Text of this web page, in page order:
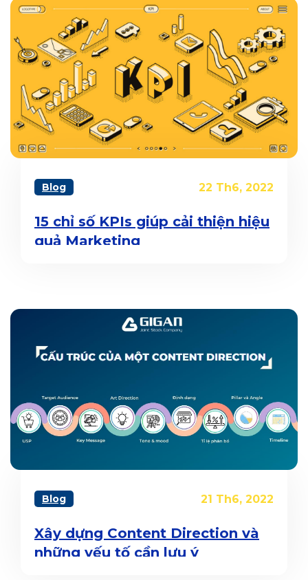
Blog 22 Th6, 2022
15 chỉ số KPIs giúp cải thiện hiệu
quả Marketing
Blog 21 Th6, 2022
Xây dựng Content Direction và
những yếu tố cần lưu ý